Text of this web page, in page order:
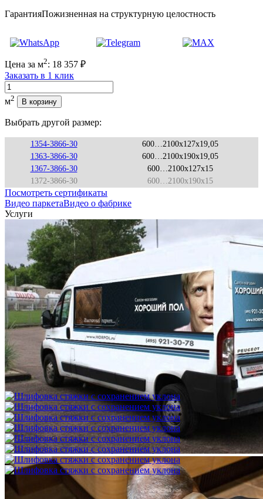
ГарантияПожизненная на структурную целостность
Цена за м2: 18 357 ₽
Заказать в 1 клик
Количество
м2 В корзину
Выбрать другой размер:
1354-3866-30
600…2100x127x19,05
1363-3866-30
600…2100x190x19,05
1367-3866-30
600…2100x127x15
1372-3866-30
600…2100x190x15
Посмотреть сертификаты
Видео паркетаВидео о фабрике
Услуги
Выезд технолога на объект в пределах МКАД
3 500 ₽